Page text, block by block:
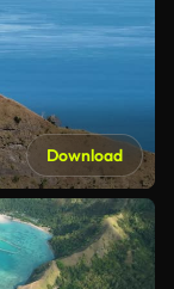
Download